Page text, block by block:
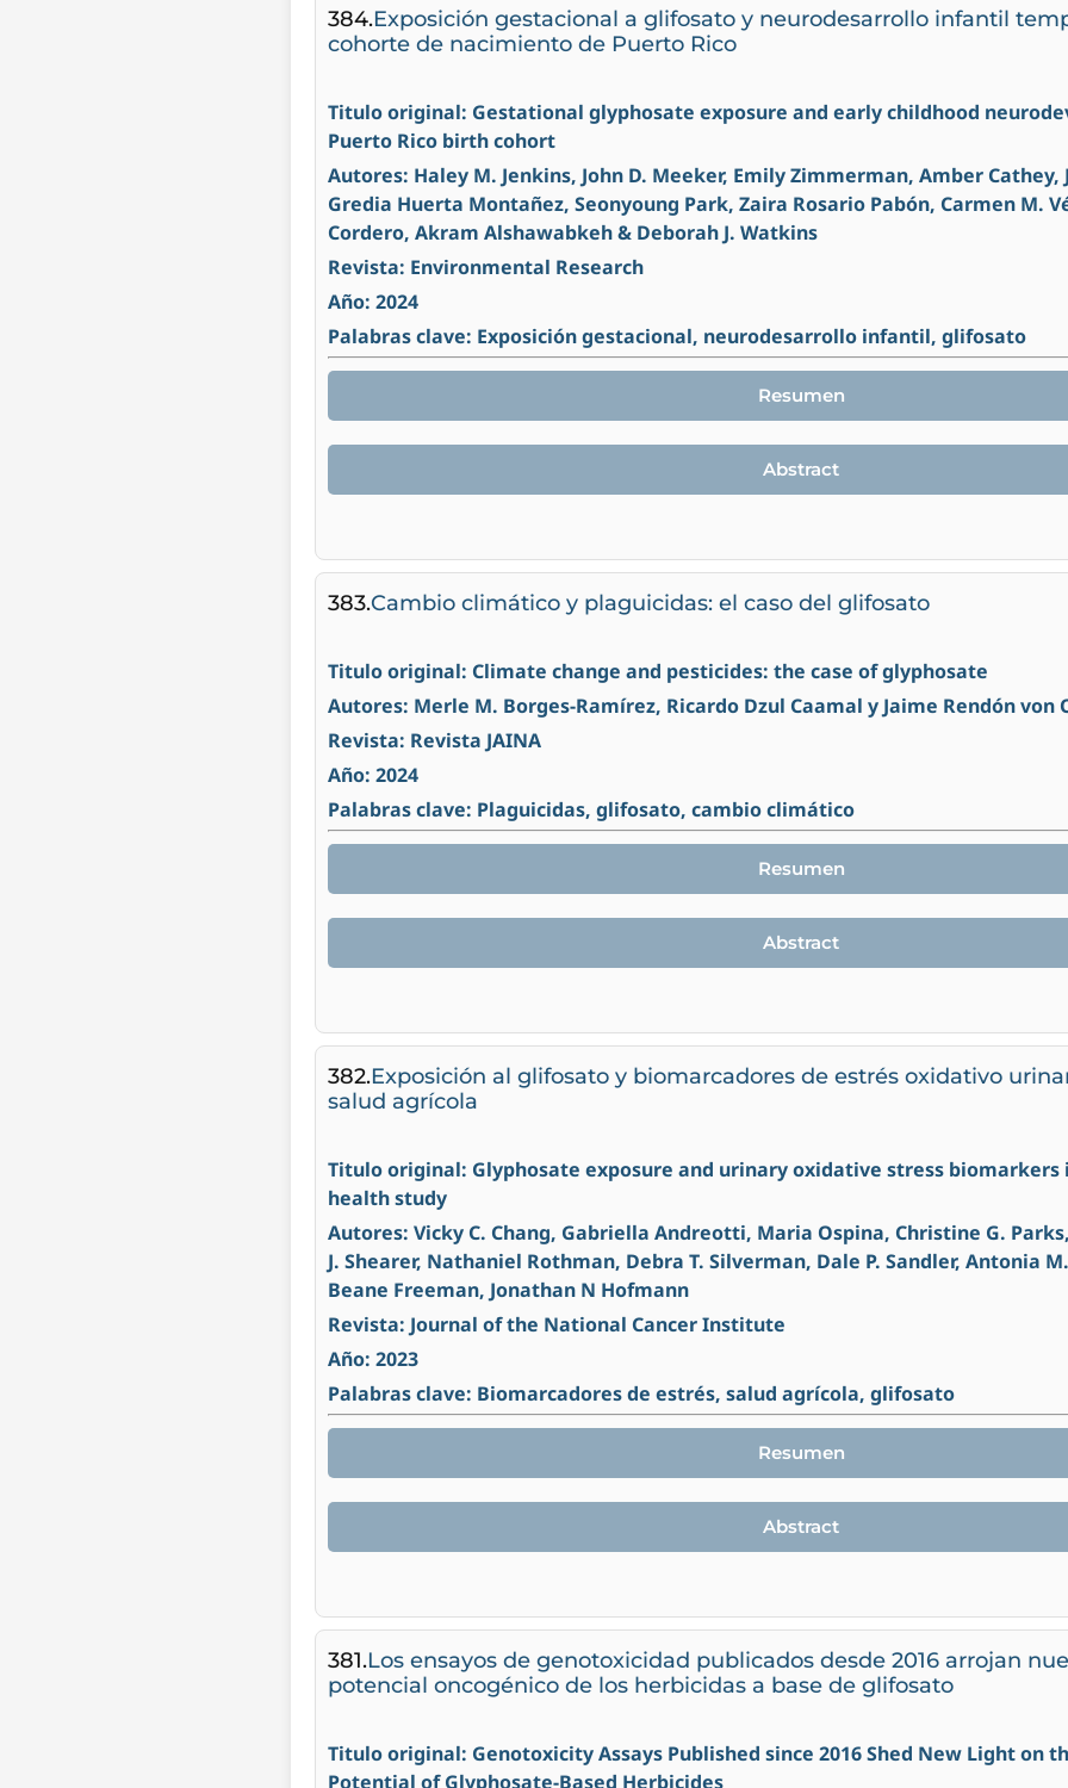
384.Exposición gestacional a glifosato y neurodesarrollo infantil
cohorte de nacimiento de Puerto Rico
Titulo original: Gestational glyphosate exposure and early childhood
Puerto Rico birth cohort
Autores: Haley M. Jenkins, John D. Meeker, Emily Zimmerman, Amber Cathey,
Gredia Huerta Montañez, Seonyoung Park, Zaira Rosario Pabón, Carmen M.
Cordero, Akram Alshawabkeh & Deborah J. Watkins
Revista: Environmental Research
Año: 2024
Palabras clave: Exposición gestacional, neurodesarrollo infantil, glifosato
Resumen
Abstract
383.Cambio climático y plaguicidas: el caso del glifosato
Titulo original: Climate change and pesticides: the case of glyphosate
Autores: Merle M. Borges-Ramírez, Ricardo Dzul Caamal y Jaime Rendón von
Revista: Revista JAINA
Año: 2024
Palabras clave: Plaguicidas, glifosato, cambio climático
Resumen
Abstract
382.Exposición al glifosato y biomarcadores de estrés oxidativo
salud agrícola
Titulo original: Glyphosate exposure and urinary oxidative stress
health study
Autores: Vicky C. Chang, Gabriella Andreotti, Maria Ospina, Christine G.
J. Shearer, Nathaniel Rothman, Debra T. Silverman, Dale P. Sandler, Antonia
Beane Freeman, Jonathan N Hofmann
Revista: Journal of the National Cancer Institute
Año: 2023
Palabras clave: Biomarcadores de estrés, salud agrícola, glifosato
Resumen
Abstract
381.Los ensayos de genotoxicidad publicados desde 2016 arrojan
potencial oncogénico de los herbicidas a base de glifosato
Titulo original: Genotoxicity Assays Published since 2016 Shed New Light on
Potential of Glyphosate-Based Herbicides